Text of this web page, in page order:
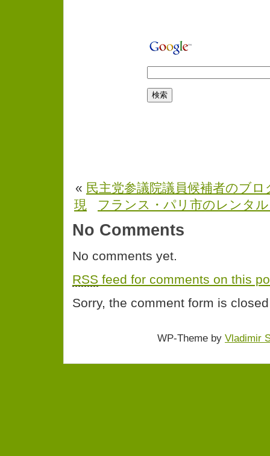
« 民主党参議院議員候補者のブ
現
フランス・パリ市のレンタ
No Comments
No comments yet.
RSS feed for comments on this
Sorry, the comment form is
WP-Theme by Vladimir